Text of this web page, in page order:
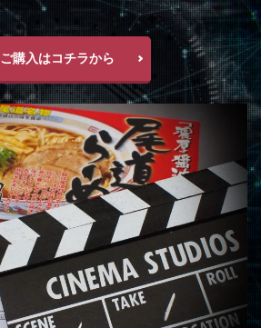
ご購入はコチラから